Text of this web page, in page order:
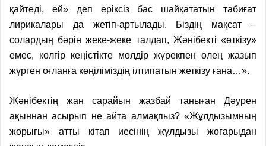
қайтеді, ей» деп еріксіз бас шайқататын табиғат
лирикалары да жетіп-артылады. Біздің мақсат –
солардың бәрін жеке-жеке талдап, Жәнібекті «өткізу»
емес, көлгір кеңістікте мөлдір жүрекпен өлең жазып
жүрген оғланға көңіліміздің ілтипатын жеткізу ғана…».
Жәнібектің жан сарайын жазбай таныған Дәурен
ақыннан асырып не айта алмақпыз? «Жұлдызымның
жорығы» атты кітап иесінің жұлдызы жоғарыдан